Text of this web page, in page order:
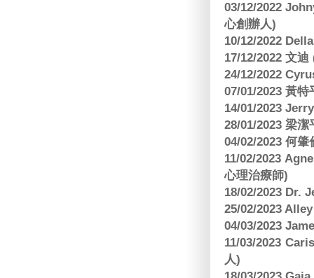
03/12/2022
心創辦人)
10/12/2022
17/12/2022 文
24/12/2022
07/01/2023 黃
14/01/2023
28/01/2023 梁
04/02/2023 何
11/02/2023
心理治療師)
18/02/2023 Dr.
25/02/2023
04/03/2023
11/03/2023
人)